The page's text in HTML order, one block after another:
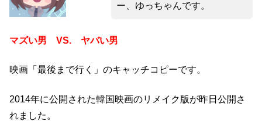
ー、ゆっちゃんです。
マズい男 VS. ヤバい男
映画「最後まで行く」のキャッチコピーです。
2014年に公開された韓国映画のリメイク版が昨日公開さ
れました。